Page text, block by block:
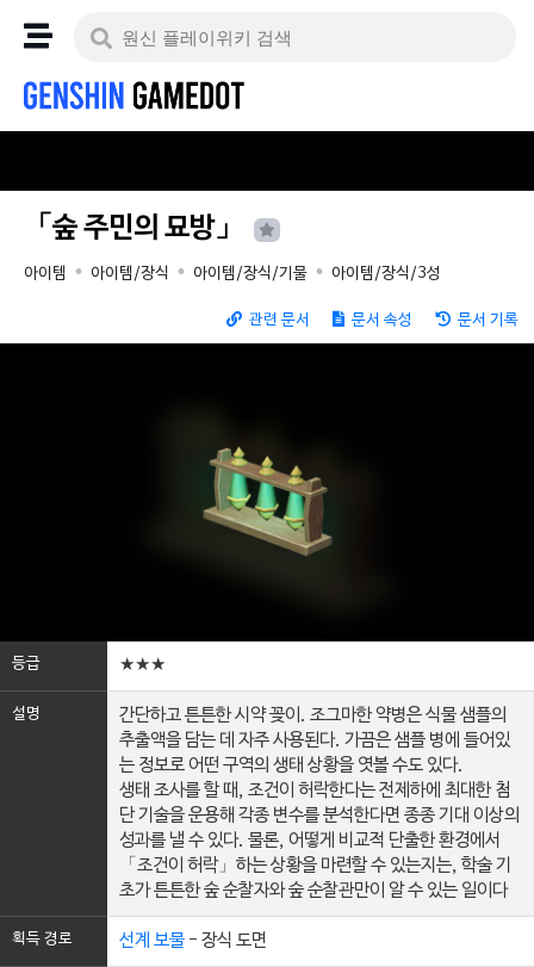
「숲 주민의 묘방」
아이템 아이템/장식 아이템/장식/기물 아이템/장식/3성
관련 문서 문서 속성 문서 기록
등급 ★★★
설명
간단하고 튼튼한 시약 꽂이. 조그마한 약병은 식물 샘플의
추출액을 담는 데 자주 사용된다. 가끔은 샘플 병에 들어있
는 정보로 어떤 구역의 생태 상황을 엿볼 수도 있다.
생태 조사를 할 때, 조건이 허락한다는 전제하에 최대한 첨
단 기술을 운용해 각종 변수를 분석한다면 종종 기대 이상의
성과를 낼 수 있다. 물론, 어떻게 비교적 단출한 환경에서
「조건이 허락」하는 상황을 마련할 수 있는지는, 학술 기
초가 튼튼한 숲 순찰자와 숲 순찰관만이 알 수 있는 일이다
획득 경로 선계 보물- 장식 도면